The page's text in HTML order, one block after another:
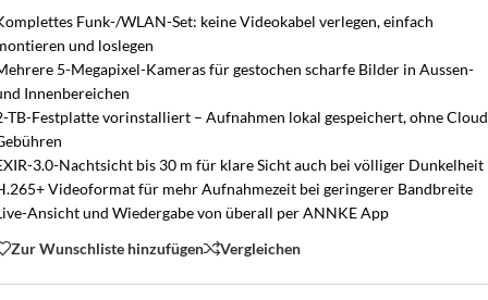
Funk-/WLAN-Set: keine Videokabel verlegen, einfach
und loslegen
5-Megapixel-Kameras für gestochen scharfe Bilder in Aussen-
Innenbereichen
TB-Festplatte vorinstalliert – Aufnahmen lokal gespeichert, ohne
3.0-Nachtsicht bis 30 m für klare Sicht auch bei völliger Dunkelheit
Videoformat für mehr Aufnahmezeit bei geringerer Bandbreite
Ansicht und Wiedergabe von überall per ANNKE App
Zur Wunschliste hinzufügen
Vergleichen